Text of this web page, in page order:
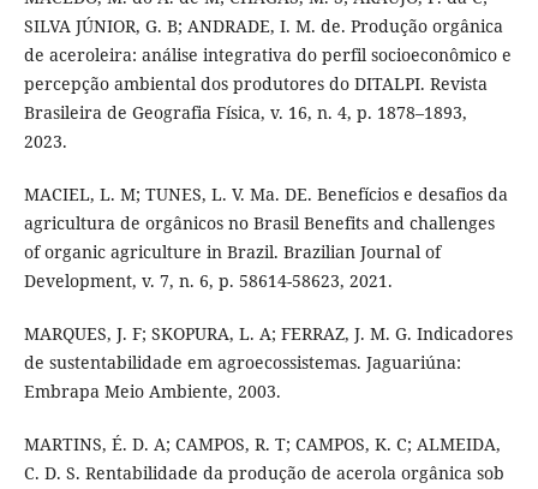
SILVA JÚNIOR, G. B; ANDRADE, I. M. de. Produção orgânica
de aceroleira: análise integrativa do perfil socioeconômico e
percepção ambiental dos produtores do DITALPI. Revista
Brasileira de Geografia Física, v. 16, n. 4, p. 1878–1893,
2023.
MACIEL, L. M; TUNES, L. V. Ma. DE. Benefícios e desafios da
agricultura de orgânicos no Brasil Benefits and challenges
of organic agriculture in Brazil. Brazilian Journal of
Development, v. 7, n. 6, p. 58614-58623, 2021.
MARQUES, J. F; SKOPURA, L. A; FERRAZ, J. M. G. Indicadores
de sustentabilidade em agroecossistemas. Jaguariúna:
Embrapa Meio Ambiente, 2003.
MARTINS, É. D. A; CAMPOS, R. T; CAMPOS, K. C; ALMEIDA,
C. D. S. Rentabilidade da produção de acerola orgânica sob